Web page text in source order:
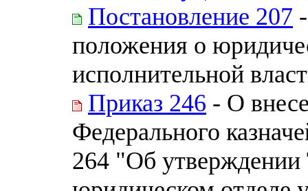
Постановление 207
положения о
исполнительной
Приказ 246 - О
Федерального
264 "Об утверждении